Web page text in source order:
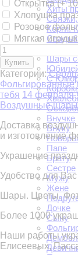
Хиты
Корги.
Шары
С
Внучке
Внуку
Папе
Брату
Сестре
Мужу
Жене
Дочке
Сыну
Открытка (+
Хлопушка
Розовое
Мягкая
Купить
Категории:
тебя 14 февраля
Воздушные шары
Доставка
и изготовление
Украшение
Удобство для Вас
Шары. Цветы.
Более 1000
Наши работы
Елисеевых,